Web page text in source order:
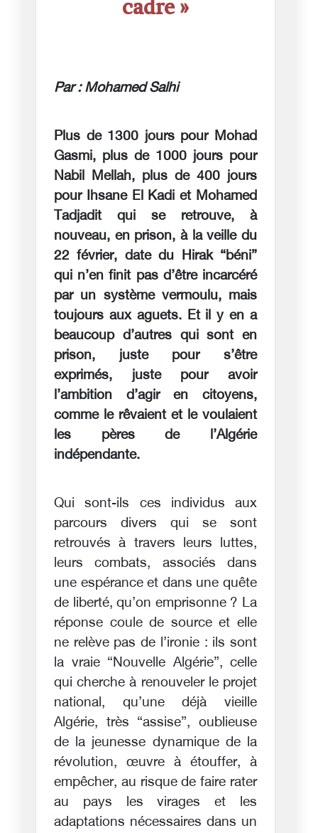
cadre »
Par : Mohamed Salhi
Plus de 1300 jours pour Mohad
Gasmi, plus de 1000 jours pour
Nabil Mellah, plus de 400 jours
pour Ihsane El Kadi et Mohamed
Tadjadit qui se retrouve, à
nouveau, en prison, à la veille du
22 février, date du Hirak “béni”
qui n’en finit pas d’être incarcéré
par un système vermoulu, mais
toujours aux aguets. Et il y en a
beaucoup d’autres qui sont en
prison, juste pour s’être
exprimés, juste pour avoir
l’ambition d’agir en citoyens,
comme le rêvaient et le voulaient
les pères de l’Algérie
indépendante.
Qui sont-ils ces individus aux
parcours divers qui se sont
retrouvés à travers leurs luttes,
leurs combats, associés dans
une espérance et dans une quête
de liberté, qu’on emprisonne ? La
réponse coule de source et elle
ne relève pas de l’ironie : ils sont
la vraie “Nouvelle Algérie”, celle
qui cherche à renouveler le projet
national, qu’une déjà vieille
Algérie, très “assise”, oublieuse
de la jeunesse dynamique de la
révolution, œuvre à étouffer, à
empêcher, au risque de faire rater
au pays les virages et les
adaptations nécessaires dans un